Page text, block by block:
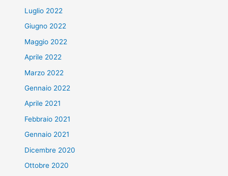
Luglio 2022
Giugno 2022
Maggio 2022
Aprile 2022
Marzo 2022
Gennaio 2022
Aprile 2021
Febbraio 2021
Gennaio 2021
Dicembre 2020
Ottobre 2020